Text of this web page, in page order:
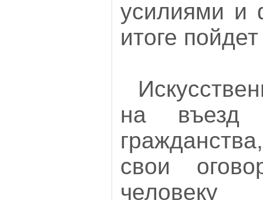
усилиями и
итоге
на въезд
свои
человеку